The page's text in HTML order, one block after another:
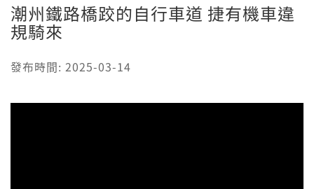
潮州鐵路橋跤的自行車道 捷有機車違
規騎來
發布時間: 2025-03-14